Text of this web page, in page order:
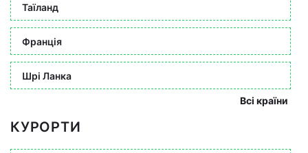
Таїланд
Франція
Шрі Ланка
Всі країни
КУРОРТИ